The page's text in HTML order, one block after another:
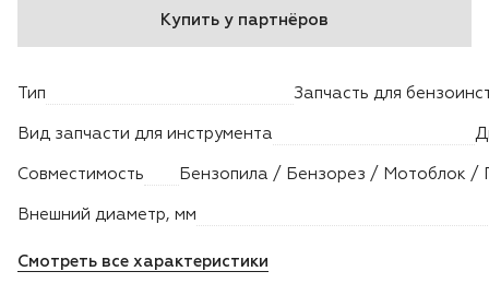
Двигатели
Аксессуары
Снегоотбрасыватели
Садовые ножницы
Купить у партнёров
Тип Запчасть для
Вид запчасти для инструмента
Совместимость
Внешний диаметр, мм
Смотреть все характеристики